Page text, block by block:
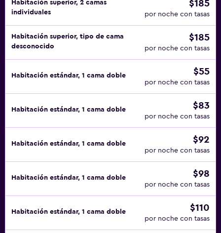
Habitación superior, 2 camas
individuales
$185
por noche con tasas
Habitación superior, tipo de cama
desconocido
$185
por noche con tasas
Habitación estándar, 1 cama doble $55
por noche con tasas
Habitación estándar, 1 cama doble $83
por noche con tasas
Habitación estándar, 1 cama doble $92
por noche con tasas
Habitación estándar, 1 cama doble $98
por noche con tasas
Habitación estándar, 1 cama doble $110
por noche con tasas